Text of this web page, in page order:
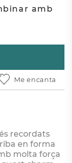
amb
Me encanta
recordats
en forma
molta força